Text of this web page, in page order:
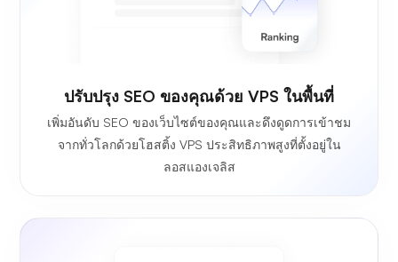
ปรับปรุง SEO ของคุณด้วย VPS ในพื้นที่
เพิ่มอันดับ SEO ของเว็บไซต์ของคุณและดึงดูดการเข้าชม
จากทั่วโลกด้วยโฮสติ้ง VPS ประสิทธิภาพสูงที่ตั้งอยู่ใน
ลอสแองเจลิส